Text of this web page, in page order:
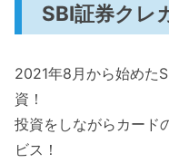
SBI証券クレ
2021年8月から始めた
資！
投資をしながらカード
ビス！